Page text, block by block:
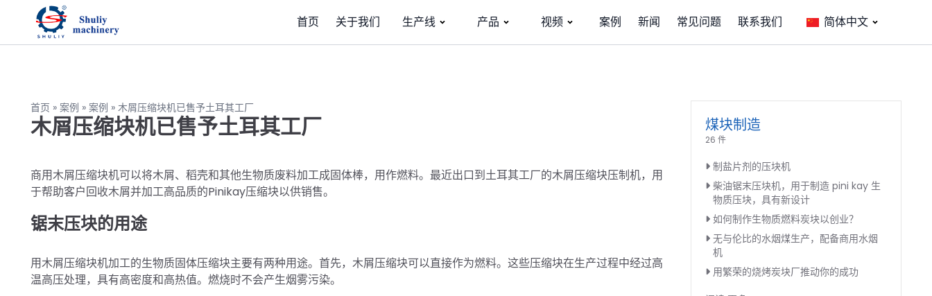
首页 关于我们 生产线 产品 视频 案例 新闻 常见问题 联系我们 简体中文
首页 » 案例 » 案例 » 木屑压缩块机已售予土耳其工厂
木屑压缩块机已售予土耳其工厂
商用木屑压缩块机可以将木屑、稻壳和其他生物质废料加工成固体棒，用作燃料。最近出口到土耳其工厂的木屑压缩块压制机，用
于帮助客户回收木屑并加工高品质的Pinikay压缩块以供销售。
锯末压块的用途
用木屑压缩块机加工的生物质固体压缩块主要有两种用途。首先，木屑压缩块可以直接作为燃料。这些压缩块在生产过程中经过高
温高压处理，具有高密度和高热值。燃烧时不会产生烟雾污染。
煤块制造
26 件
制盐片剂的压块机
柴油锯末压块机，用于制造 pini kay 生
物质压块，具有新设计
如何制作生物质燃料炭块以创业？
无与伦比的水烟煤生产，配备商用水烟
机
用繁荣的烧烤炭块厂推动你的成功